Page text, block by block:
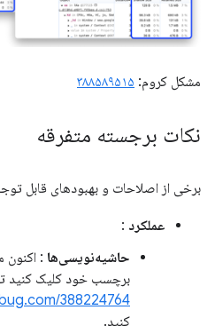
مشکل کروم: ۳۸۸۵۸۹۵۱۵
نکات برجسته متفرقه
برخی از اصلاحات و بهبودهای قابل
عملکرد :
حاشیه‌نویسی‌ها : اکنون
برچسب خود کلیک کنید
388224764
کنید.